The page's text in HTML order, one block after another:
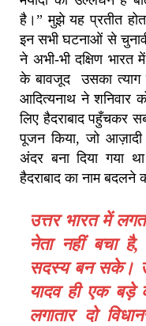
है।” मुझे यह प्रतीत
इन सभी घटनाओं से
ने अभी-भी दक्षिण भारत
के बावजूद उसका त्याग
आदित्यनाथ ने शनिवार
लिए हैदराबाद पहुँचकर
पूजन किया, जो आज़ादी
अंदर बना दिया गया
हैदराबाद का नाम बदलने
उत्तर ‌भारत में
नेता नहीं बचा
सदस्य बन सके।
यादव ही एक
लगातार दो